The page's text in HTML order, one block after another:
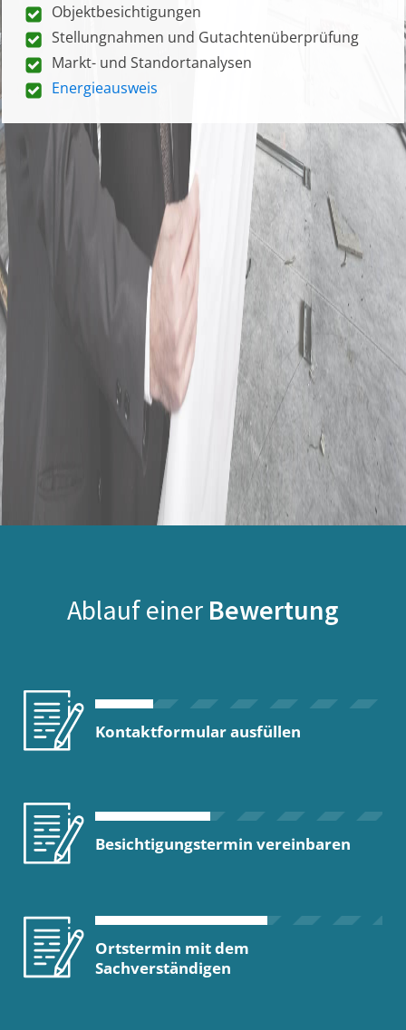
Objektbesichtigungen
Stellungnahmen und Gutachtenüberprüfung
Markt- und Standortanalysen
Energieausweis
Ablauf einer Bewertung
Kontaktformular ausfüllen
Besichtigungstermin vereinbaren
Ortstermin mit dem
Sachverständigen